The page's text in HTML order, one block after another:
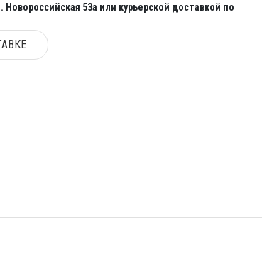
53а или курьерской доставкой по